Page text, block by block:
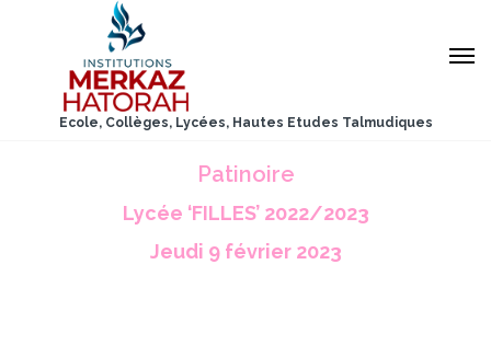
Ecole, Collèges, Lycées, Hautes Etudes Talmudiques
Patinoire
Lycée ‘FILLES’ 2022/2023
Jeudi 9 février 2023